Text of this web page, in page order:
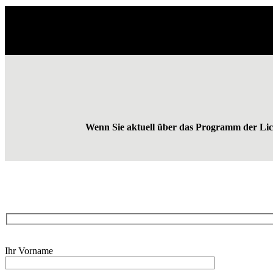
Wenn Sie aktu­ell über das Pro­gramm der
te
Ihr Vorname